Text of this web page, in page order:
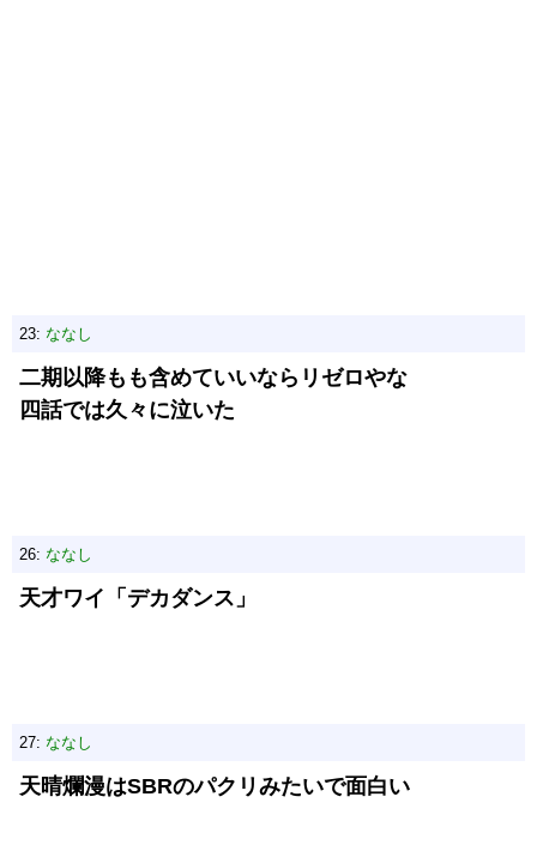
23: ななし
二期以降もも含めていいならリゼロやな
四話では久々に泣いた
26: ななし
天才ワイ「デカダンス」
27: ななし
天晴爛漫はSBRのパクリみたいで面白い